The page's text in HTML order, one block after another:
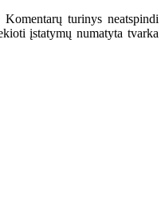
turinys neatspindi
įstatymų numatyta tvarka